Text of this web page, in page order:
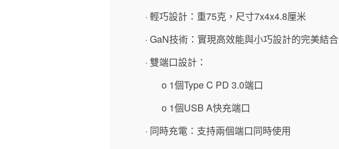
· 輕巧設計：重75克，尺寸7x4x4.8厘米
· GaN技術：實現高效能與小巧設計的完美結合
· 雙端口設計：
o 1個Type C PD 3.0端口
o 1個USB A快充端口
· 同時充電：支持兩個端口同時使用